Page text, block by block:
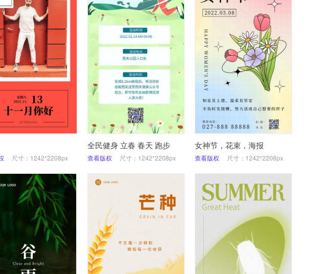
尺寸：1242*2208px
全民健身 立春 春天 跑步
查看版权 尺寸：1242*2208px
女神节，花束，海报
查看版权 尺寸：1242*2208px